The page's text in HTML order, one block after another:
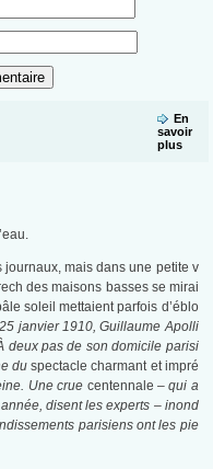
En
savoir
plus
mais dans une petite v
des maisons basses se mirai
soleil mettaient parfois d’éblo
janvier 1910, Guillaume Apolli
deux pas de son domicile parisi
duspectacle charmant et impré
Une crue centennale – qui a
disent les experts – inond
parisiens ont les pie